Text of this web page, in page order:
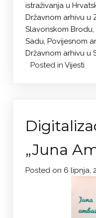
istraživanja u
Državnom arhivu u
Slavonskom
Sadu, Povijesnom
Državnom arhivu u
Posted in Vijesti
„Juna
Posted on 6 lipnja,